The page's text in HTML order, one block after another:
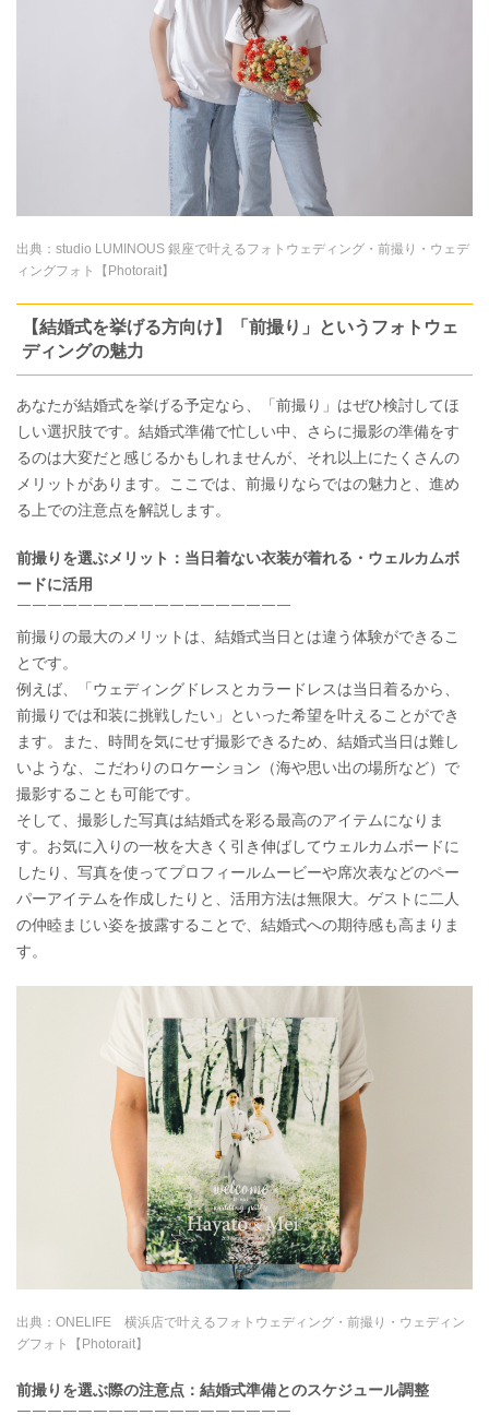
出典： studio LUMINOUS 銀座で叶えるフォトウェディング・前撮り・ウェデ
ィングフォト【Photorait】
【結婚式を挙げる方向け】「前撮り」というフォトウェ
ディングの魅力
あなたが結婚式を挙げる予定なら、「前撮り」はぜひ検討してほ
しい選択肢です。結婚式準備で忙しい中、さらに撮影の準備をす
るのは大変だと感じるかもしれませんが、それ以上にたくさんの
メリットがあります。ここでは、前撮りならではの魅力と、進め
る上での注意点を解説します。
前撮りを選ぶメリット：当日着ない衣装が着れる・ウェルカムボ
ードに活用
￣￣￣￣￣￣￣￣￣￣￣￣￣￣￣￣￣￣
前撮りの最大のメリットは、結婚式当日とは違う体験ができるこ
とです。
例えば、「ウェディングドレスとカラードレスは当日着るから、
前撮りでは和装に挑戦したい」といった希望を叶えることができ
ます。また、時間を気にせず撮影できるため、結婚式当日は難し
いような、こだわりのロケーション（海や思い出の場所など）で
撮影することも可能です。
そして、撮影した写真は結婚式を彩る最高のアイテムになりま
す。お気に入りの一枚を大きく引き伸ばしてウェルカムボードに
したり、写真を使ってプロフィールムービーや席次表などのペー
パーアイテムを作成したりと、活用方法は無限大。ゲストに二人
の仲睦まじい姿を披露することで、結婚式への期待感も高まりま
す。
出典： ONELIFE 横浜店で叶えるフォトウェディング・前撮り・ウェディン
グフォト【Photorait】
前撮りを選ぶ際の注意点：結婚式準備とのスケジュール調整